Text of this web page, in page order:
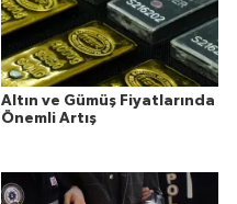
Altın ve Gümüş Fiyatlarında
Önemli Artış